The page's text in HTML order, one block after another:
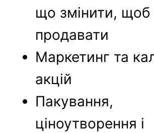
що змінити, щоб
продавати
Маркетинг та
акцій
Пакування,
ціноутворення і